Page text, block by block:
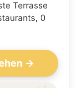
Terrasse
0
→